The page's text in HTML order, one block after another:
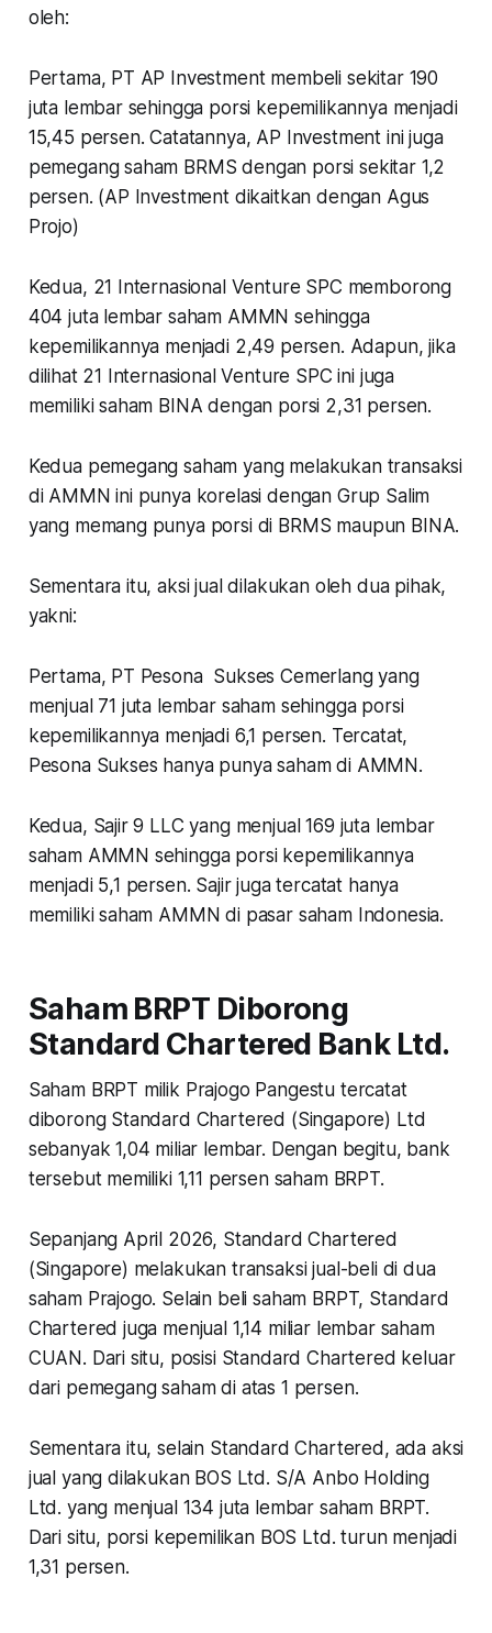
oleh:
Pertama, PT AP Investment membeli sekitar 190
juta lembar sehingga porsi kepemilikannya menjadi
15,45 persen. Catatannya, AP Investment ini juga
pemegang saham BRMS dengan porsi sekitar 1,2
persen. (AP Investment dikaitkan dengan Agus
Projo)
Kedua, 21 Internasional Venture SPC memborong
404 juta lembar saham AMMN sehingga
kepemilikannya menjadi 2,49 persen. Adapun, jika
dilihat 21 Internasional Venture SPC ini juga
memiliki saham BINA dengan porsi 2,31 persen.
Kedua pemegang saham yang melakukan transaksi
di AMMN ini punya korelasi dengan Grup Salim
yang memang punya porsi di BRMS maupun BINA.
Sementara itu, aksi jual dilakukan oleh dua pihak,
yakni:
Pertama, PT Pesona Sukses Cemerlang yang
menjual 71 juta lembar saham sehingga porsi
kepemilikannya menjadi 6,1 persen. Tercatat,
Pesona Sukses hanya punya saham di AMMN.
Kedua, Sajir 9 LLC yang menjual 169 juta lembar
saham AMMN sehingga porsi kepemilikannya
menjadi 5,1 persen. Sajir juga tercatat hanya
memiliki saham AMMN di pasar saham Indonesia.
Saham BRPT Diborong
Standard Chartered Bank Ltd.
Saham BRPT milik Prajogo Pangestu tercatat
diborong Standard Chartered (Singapore) Ltd
sebanyak 1,04 miliar lembar. Dengan begitu, bank
tersebut memiliki 1,11 persen saham BRPT.
Sepanjang April 2026, Standard Chartered
(Singapore) melakukan transaksi jual-beli di dua
saham Prajogo. Selain beli saham BRPT, Standard
Chartered juga menjual 1,14 miliar lembar saham
CUAN. Dari situ, posisi Standard Chartered keluar
dari pemegang saham di atas 1 persen.
Sementara itu, selain Standard Chartered, ada aksi
jual yang dilakukan BOS Ltd. S/A Anbo Holding
Ltd. yang menjual 134 juta lembar saham BRPT.
Dari situ, porsi kepemilikan BOS Ltd. turun menjadi
1,31 persen.